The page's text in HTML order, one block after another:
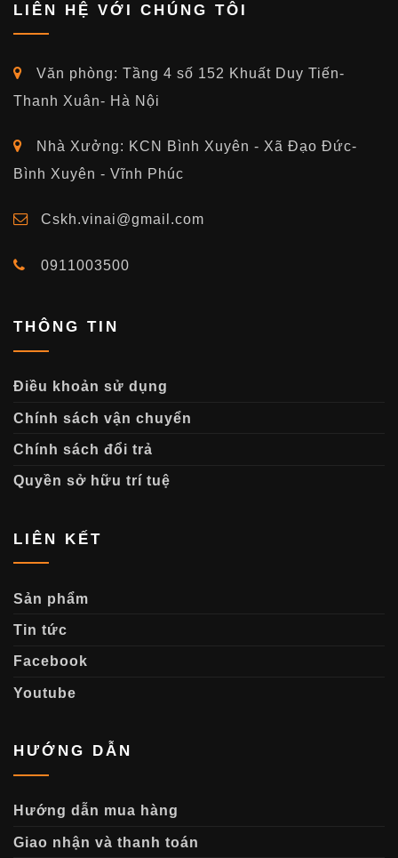
LIÊN HỆ VỚI CHÚNG TÔI
Văn phòng: Tầng 4 số 152 Khuất Duy Tiến-
Thanh Xuân- Hà Nội
Nhà Xưởng: KCN Bình Xuyên - Xã Đạo Đức-
Bình Xuyên - Vĩnh Phúc
Cskh.vinai@gmail.com
0911003500
THÔNG TIN
Điều khoản sử dụng
Chính sách vận chuyển
Chính sách đổi trả
Quyền sở hữu trí tuệ
LIÊN KẾT
Sản phẩm
Tin tức
Facebook
Youtube
HƯỚNG DẪN
Hướng dẫn mua hàng
Giao nhận và thanh toán